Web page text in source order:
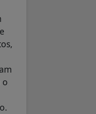
o